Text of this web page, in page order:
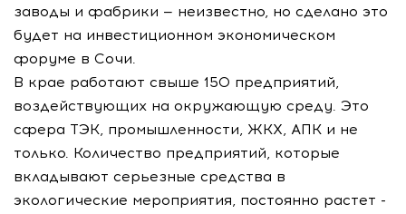
заводы и фабрики — неизвестно, но сделано это
будет на инвестиционном экономическом
форуме в Сочи.
В крае работают свыше 150 предприятий,
воздействующих на окружающую среду. Это
сфера ТЭК, промышленности, ЖКХ, АПК и не
только. Количество предприятий, которые
вкладывают серьезные средства в
экологические мероприятия, постоянно растет -